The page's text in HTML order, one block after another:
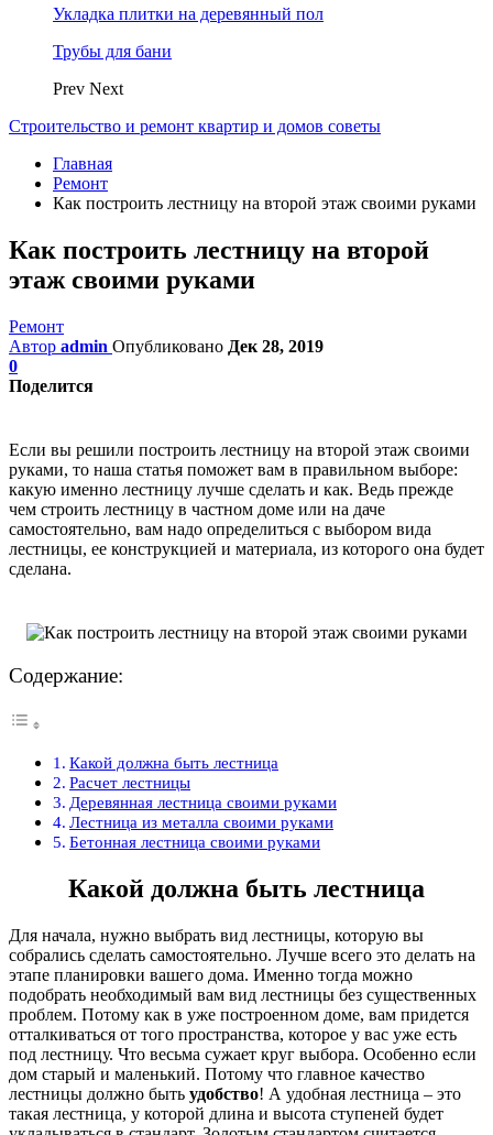
Укладка плитки на деревянный пол
Трубы для бани
Prev Next
Строительство и ремонт квартир и домов советы
Главная
Ремонт
Как построить лестницу на второй этаж своими руками
Как построить лестницу на второй
этаж своими руками
Ремонт
Автор admin Опубликовано Дек 28, 2019
0
Поделится
Если вы решили построить лестницу на второй этаж своими
руками, то наша статья поможет вам в правильном выборе:
какую именно лестницу лучше сделать и как. Ведь прежде
чем строить лестницу в частном доме или на даче
самостоятельно, вам надо определиться с выбором вида
лестницы, ее конструкцией и материала, из которого она будет
сделана.
Содержание:
Какой должна быть лестница
Расчет лестницы
Деревянная лестница своими руками
Лестница из металла своими руками
Бетонная лестница своими руками
Какой должна быть лестница
Для начала, нужно выбрать вид лестницы, которую вы
собрались сделать самостоятельно. Лучше всего это делать на
этапе планировки вашего дома. Именно тогда можно
подобрать необходимый вам вид лестницы без существенных
проблем. Потому как в уже построенном доме, вам придется
отталкиваться от того пространства, которое у вас уже есть
под лестницу. Что весьма сужает круг выбора. Особенно если
дом старый и маленький. Потому что главное качество
лестницы должно быть удобство! А удобная лестница – это
такая лестница, у которой длина и высота ступеней будет